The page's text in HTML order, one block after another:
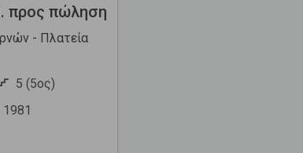
προς πώληση
- Πλατεία
5 (5ος)
1981